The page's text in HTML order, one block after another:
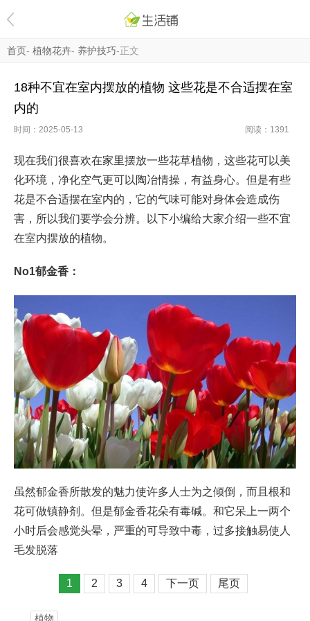
首页- 植物花卉- 养护技巧-正文
18种不宜在室内摆放的植物 这些花是不合适摆在室
内的
时间：2025-05-13 阅读： 1391
现在我们很喜欢在家里摆放一些花草植物，这些花可以美
化环境，净化空气更可以陶冶情操，有益身心。但是有些
花是不合适摆在室内的，它的气味可能对身体会造成伤
害，所以我们要学会分辨。以下小编给大家介绍一些不宜
在室内摆放的植物。
No1郁金香：
虽然郁金香所散发的魅力使许多人士为之倾倒，而且根和
花可做镇静剂。但是郁金香花朵有毒碱。和它呆上一两个
小时后会感觉头晕，严重的可导致中毒，过多接触易使人
毛发脱落
1 2 3 4 下一页 尾页
植物